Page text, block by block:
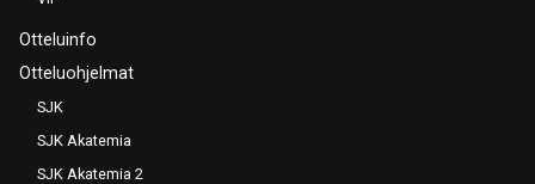
Otteluinfo
Otteluohjelmat
SJK
SJK Akatemia
SJK Akatemia 2